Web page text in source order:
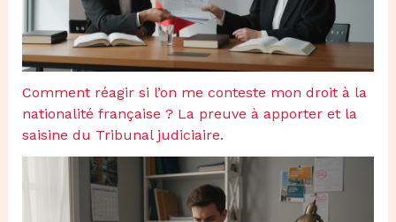
Comment réagir si l’on me conteste mon droit à la
nationalité française ? La preuve à apporter et la
saisine du Tribunal judiciaire.